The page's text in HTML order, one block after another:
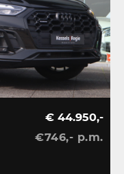
€ 44.950,-
€746,- p.m.